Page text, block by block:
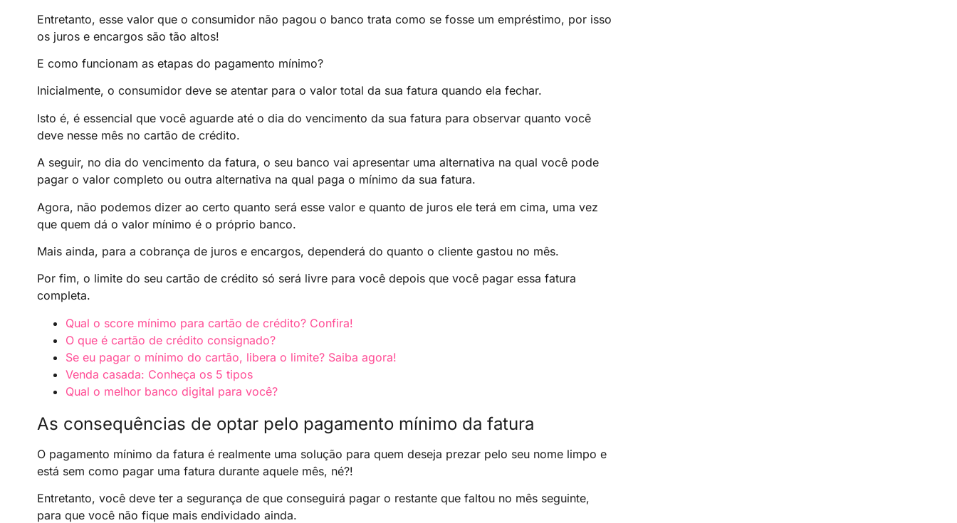
Entretanto, esse valor que o consumidor não pagou o banco trata como se fosse um empréstimo, por isso
os juros e encargos são tão altos!
E como funcionam as etapas do pagamento mínimo?
Inicialmente, o consumidor deve se atentar para o valor total da sua fatura quando ela fechar.
Isto é, é essencial que você aguarde até o dia do vencimento da sua fatura para observar quanto você
deve nesse mês no cartão de crédito.
A seguir, no dia do vencimento da fatura, o seu banco vai apresentar uma alternativa na qual você pode
pagar o valor completo ou outra alternativa na qual paga o mínimo da sua fatura.
Agora, não podemos dizer ao certo quanto será esse valor e quanto de juros ele terá em cima, uma vez
que quem dá o valor mínimo é o próprio banco.
Mais ainda, para a cobrança de juros e encargos, dependerá do quanto o cliente gastou no mês.
Por fim, o limite do seu cartão de crédito só será livre para você depois que você pagar essa fatura
completa.
Qual o score mínimo para cartão de crédito? Confira!
O que é cartão de crédito consignado?
Se eu pagar o mínimo do cartão, libera o limite? Saiba agora!
Venda casada: Conheça os 5 tipos
Qual o melhor banco digital para você?
As consequências de optar pelo pagamento mínimo da fatura
O pagamento mínimo da fatura é realmente uma solução para quem deseja prezar pelo seu nome limpo e
está sem como pagar uma fatura durante aquele mês, né?!
Entretanto, você deve ter a segurança de que conseguirá pagar o restante que faltou no mês seguinte,
para que você não fique mais endividado ainda.